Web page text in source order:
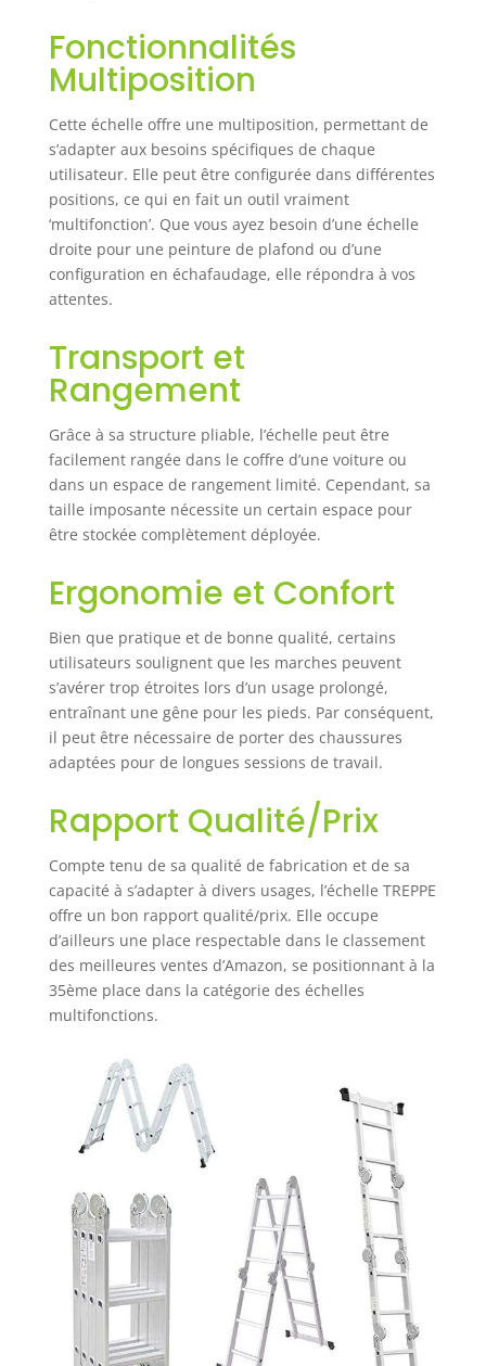
avec des barres
stabilisatrices aux
deux extrémités,
antidérapants et
des marches
rainurées, cette
échelle est
sécurisée à chaque
marche que vous
montez.
Fonctionnalités
Multiposition
Cette échelle offre une multiposition, permettant de
s’adapter aux besoins spécifiques de chaque
utilisateur. Elle peut être configurée dans différentes
positions, ce qui en fait un outil vraiment
‘multifonction’. Que vous ayez besoin d’une échelle
droite pour une peinture de plafond ou d’une
configuration en échafaudage, elle répondra à vos
attentes.
Transport et
Rangement
Grâce à sa structure pliable, l’échelle peut être
facilement rangée dans le coffre d’une voiture ou
dans un espace de rangement limité. Cependant, sa
taille imposante nécessite un certain espace pour
être stockée complètement déployée.
Ergonomie et Confort
Bien que pratique et de bonne qualité, certains
utilisateurs soulignent que les marches peuvent
s’avérer trop étroites lors d’un usage prolongé,
entraînant une gêne pour les pieds. Par conséquent,
il peut être nécessaire de porter des chaussures
adaptées pour de longues sessions de travail.
Rapport Qualité/Prix
Compte tenu de sa qualité de fabrication et de sa
capacité à s’adapter à divers usages, l’échelle TREPPE
offre un bon rapport qualité/prix. Elle occupe
d’ailleurs une place respectable dans le classement
des meilleures ventes d’Amazon, se positionnant à la
35ème place dans la catégorie des échelles
multifonctions.